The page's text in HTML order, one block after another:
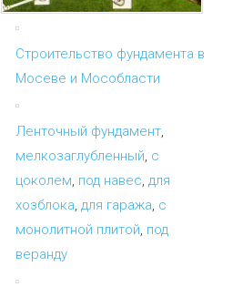
Строительство фундамента в
Мосеве и Мособласти
Ленточный фундамент,
мелкозаглубленный, с
цоколем, под навес, для
хозблока, для гаража, с
монолитной плитой, под
веранду